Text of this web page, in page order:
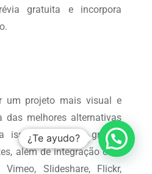
gratuita e incorpora
um projeto mais visual e
das melhores alternativas
isso, inclui uma grande
além de integração com
Vimeo, Slideshare, Flickr,
¿Te ayudo?